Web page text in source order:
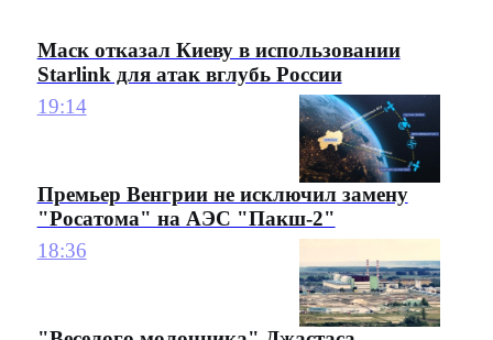
Маск отказал Киеву в использовании
Starlink для атак вглубь России
19:14
Премьер Венгрии не исключил замену
"Росатома" на АЭС "Пакш-2"
18:36